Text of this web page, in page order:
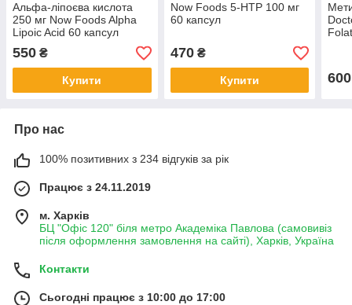
Aльфа-ліпoєвa кислoта
250 мг Now Foods Alpha
Lipoic Acid 60 капсул
550 ₴
Купити
Now Foods 5-НТР 100 мг
60 капсул
470₴
Купити 600
Про нас
100% позитивних з 234 відгуків за рік
Працює з 24.11.2019
м. Харків
БЦ "Офіс 120" біля метро Академіка Павлова (самовивіз
після оформлення замовлення на сайті), Харків, Україна
Контакти
Сьогодні працює з 10:00 до 17:00